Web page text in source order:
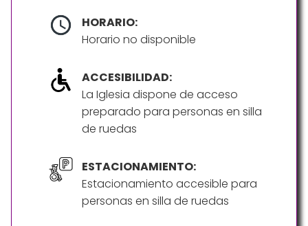
HORARIO:
Horario no disponible
ACCESIBILIDAD:
La Iglesia dispone de acceso
preparado para personas en silla
de ruedas
ESTACIONAMIENTO:
Estacionamiento accesible para
personas en silla de ruedas